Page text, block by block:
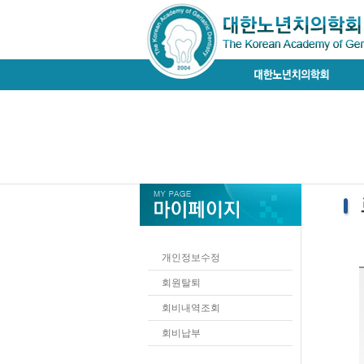
개인정보수정
회원탈퇴
회비내역조회
회비납부